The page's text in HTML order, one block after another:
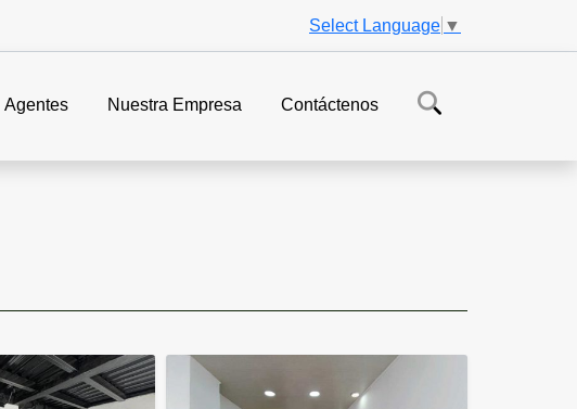
Select Language ▼
Agentes Nuestra Empresa Contáctenos